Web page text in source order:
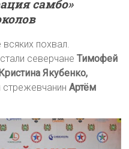
самбо»
похвал.
северчанеТимофей
Кристина Якубенко,
стрежевчанинАртём